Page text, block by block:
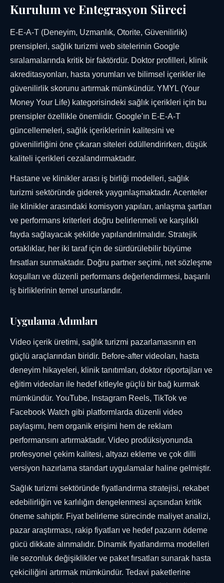
Kurulum ve Entegrasyon Süreci
E-E-A-T (Deneyim, Uzmanlık, Otorite, Güvenilirlik)
prensipleri, sağlık turizmi web sitelerinin Google
sıralamalarında kritik bir faktördür. Doktor profilleri, klinik
akreditasyonları, hasta yorumları ve bilimsel içerikler ile
güvenilirlik skorunu artırmak mümkündür. YMYL (Your
Money Your Life) kategorisindeki sağlık içerikleri için bu
prensipler özellikle önemlidir. Google'ın E-E-A-T
güncellemeleri, sağlık içeriklerinin kalitesini ve
güvenilirliğini öne çıkaran siteleri ödüllendirirken, düşük
kaliteli içerikleri cezalandırmaktadır.
Hastane ve klinikler arası iş birliği modelleri, sağlık
turizmi sektöründe giderek yaygınlaşmaktadır. Acenteler
ile klinikler arasındaki komisyon yapıları, anlaşma şartları
ve performans kriterleri doğru belirlenmeli ve karşılıklı
fayda sağlayacak şekilde yapılandırılmalıdır. Stratejik
ortaklıklar, her iki taraf için de sürdürülebilir büyüme
fırsatları sunmaktadır. Doğru partner seçimi, net sözleşme
koşulları ve düzenli performans değerlendirmesi, başarılı
iş birliklerinin temel unsurlarıdır.
Uygulama Adımları
Video içerik üretimi, sağlık turizmi pazarlamasının en
güçlü araçlarından biridir. Before-after videoları, hasta
deneyim hikayeleri, klinik tanıtımları, doktor röportajları ve
eğitim videoları ile hedef kitleyle güçlü bir bağ kurmak
mümkündür. YouTube, Instagram Reels, TikTok ve
Facebook Watch gibi platformlarda düzenli video
paylaşımı, hem organik erişimi hem de reklam
performansını artırmaktadır. Video prodüksiyonunda
profesyonel çekim kalitesi, altyazı ekleme ve çok dilli
versiyon hazırlama standart uygulamalar haline gelmiştir.
Sağlık turizmi sektöründe fiyatlandırma stratejisi, rekabet
edebilirliğin ve karlılığın dengelenmesi açısından kritik
öneme sahiptir. Fiyat belirleme sürecinde maliyet analizi,
pazar araştırması, rakip fiyatları ve hedef pazarın ödeme
gücü dikkate alınmalıdır. Dinamik fiyatlandırma modelleri
ile sezonluk değişiklikler ve paket fırsatları sunarak hasta
çekiciliğini artırmak mümkündür. Tedavi paketlerine